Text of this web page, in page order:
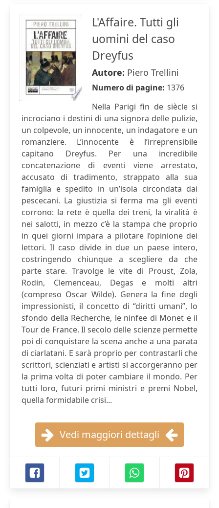
L'Affaire. Tutti gli
uomini del caso
Dreyfus
Autore: Piero Trellini
Numero di pagine: 1376
Nella Parigi fin de siècle si
incrociano i destini di una signora delle pulizie,
un colpevole, un innocente, un indagatore e un
romanziere. L’innocente è l’irreprensibile
capitano Dreyfus. Per una incredibile
concatenazione di eventi viene arrestato,
accusato di tradimento, strappato alla sua
famiglia e spedito in un’isola circondata dai
pescecani. La giustizia si ferma ma gli eventi
corrono: la rete è quella dei treni, la viralità è
nei salotti, in mezzo c’è la stampa che proprio
in quei giorni impara a pilotare l’opinione dei
lettori. Il caso divide in due un paese intero,
costringendo chiunque a scegliere da che
parte stare. Travolge le vite di Proust, Zola,
Rodin, Clemenceau, Degas e molti altri
(compreso Oscar Wilde). Genera la fine degli
impressionisti, il concetto di “diritti umani”, lo
sfondo della Recherche, le ninfee di Monet e il
Tour de France. Il secolo delle scienze permette
poi di conquistare la scena anche a una parata
di ciarlatani. E sarà proprio per contrastarli che
scrittori, scienziati e artisti si accorgeranno per
la prima volta di poter cambiare il mondo. Per
tutti loro, futuri primi ministri e premi Nobel,
quella formidabile crisi...
Vedi maggiori dettagli